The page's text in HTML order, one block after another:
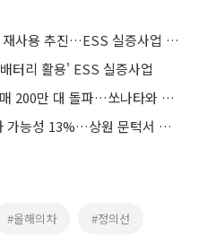
현대차그룹, 전기차 배터리 재사용 추진…ESS 실증사업 착수
터리 활용' ESS 실증사업
현대차 그랜저 내수 누적판매 200만 대 돌파…쏘나타와 비교해보니
美 클래리티 법안 연내 통과 가능성 13%…상원 문턱서 제동
#올해의차 #정의선